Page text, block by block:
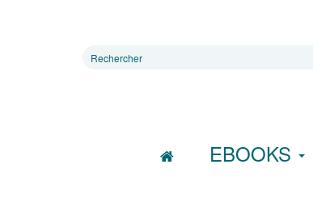
Rechercher
EBOOKS